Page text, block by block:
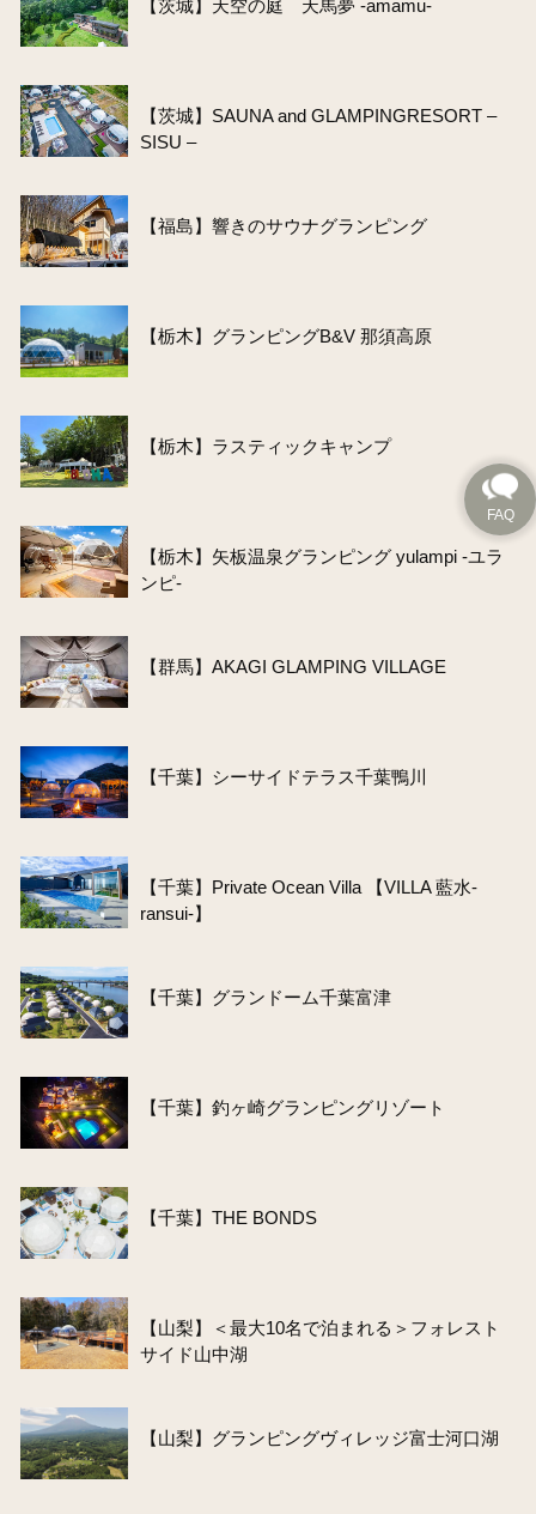
【茨城】天空の庭 天馬夢 -amamu-
【茨城】SAUNA and GLAMPINGRESORT –
SISU –
【福島】響きのサウナグランピング
【栃木】グランピングB&V 那須高原
【栃木】ラスティックキャンプ
【栃木】矢板温泉グランピング yulampi -ユラ
ンピ-
【群馬】AKAGI GLAMPING VILLAGE
【千葉】シーサイドテラス千葉鴨川
【千葉】Private Ocean Villa 【VILLA 藍水-
ransui-】
【千葉】グランドーム千葉富津
【千葉】釣ヶ崎グランピングリゾート
【千葉】THE BONDS
【山梨】＜最大10名で泊まれる＞フォレスト
サイド山中湖
【山梨】グランピングヴィレッジ富士河口湖